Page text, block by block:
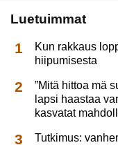
Luetuimmat
Kun rakkaus
hiipumisesta
”Mitä hittoa mä
lapsi haastaa
kasvatat
Tutkimus: